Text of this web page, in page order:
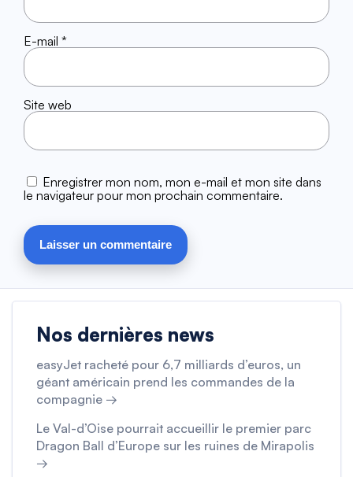
E-mail *
Site web
Enregistrer mon nom, mon e-mail et mon site dans
le navigateur pour mon prochain commentaire.
Nos dernières news
easyJet racheté pour 6,7 milliards d’euros, un
géant américain prend les commandes de la
compagnie →
Le Val-d’Oise pourrait accueillir le premier parc
Dragon Ball d’Europe sur les ruines de Mirapolis
→